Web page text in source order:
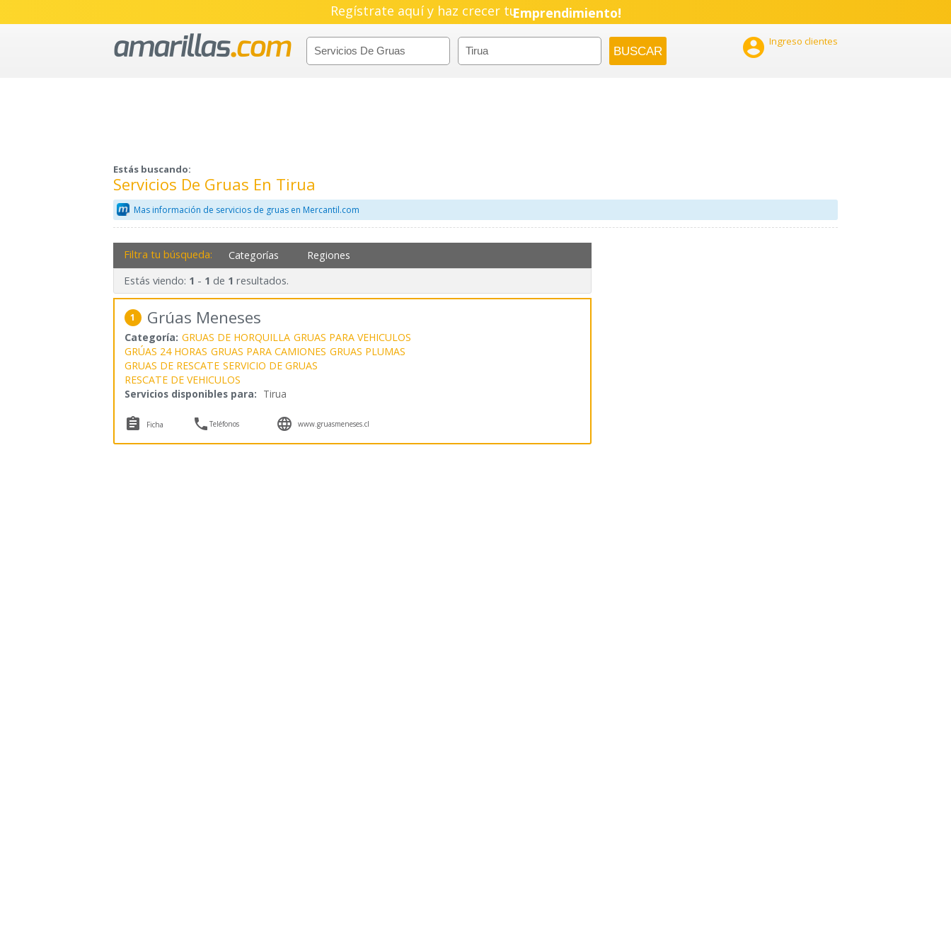
Regístrate aquí y haz crecer tuPyme!
Emprendimiento!
 Ingreso clientes
Estás buscando:
Servicios De Gruas En Tirua
Mas información de servicios de gruas en Mercantil.com
Filtra tu búsqueda: Categorías Regiones
Estás viendo: 1 - 1 de 1 resultados.
1 Grúas Meneses
Categoría: GRUAS DE HORQUILLA GRUAS PARA VEHICULOS
GRÚAS 24 HORAS GRUAS PARA CAMIONES GRUAS PLUMAS
GRUAS DE RESCATE SERVICIO DE GRUAS
RESCATE DE VEHICULOS
Servicios disponibles para: Tirua
 Ficha Teléfonos  www.gruasmeneses.cl